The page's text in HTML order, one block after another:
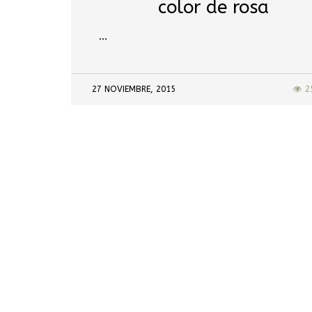
color de rosa
…
27 NOVIEMBRE, 2015